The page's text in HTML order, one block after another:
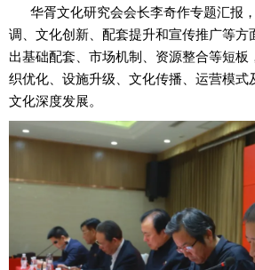
华胥文化研究会会长李奇作专题汇报
调、文化创新、配套提升和宣传推广等方
出基础配套、市场机制、资源整合等短板
织优化、设施升级、文化传播、运营模式
文化深度发展。